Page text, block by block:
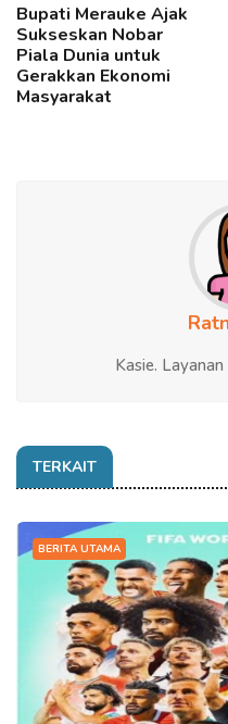
Bupati Merauke Ajak
Sukseskan Nobar
Piala Dunia untuk
Gerakkan Ekonomi
Masyarakat
Kasie.
TERKAIT
BERITA UTAMA